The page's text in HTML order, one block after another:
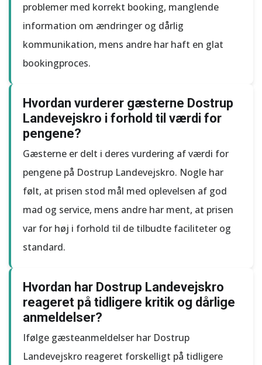
problemer med korrekt booking, manglende
information om ændringer og dårlig
kommunikation, mens andre har haft en glat
bookingproces.
Hvordan vurderer gæsterne Dostrup
Landevejskro i forhold til værdi for
pengene?
Gæsterne er delt i deres vurdering af værdi for
pengene på Dostrup Landevejskro. Nogle har
følt, at prisen stod mål med oplevelsen af god
mad og service, mens andre har ment, at prisen
var for høj i forhold til de tilbudte faciliteter og
standard.
Hvordan har Dostrup Landevejskro
reageret på tidligere kritik og dårlige
anmeldelser?
Ifølge gæsteanmeldelser har Dostrup
Landevejskro reageret forskelligt på tidligere